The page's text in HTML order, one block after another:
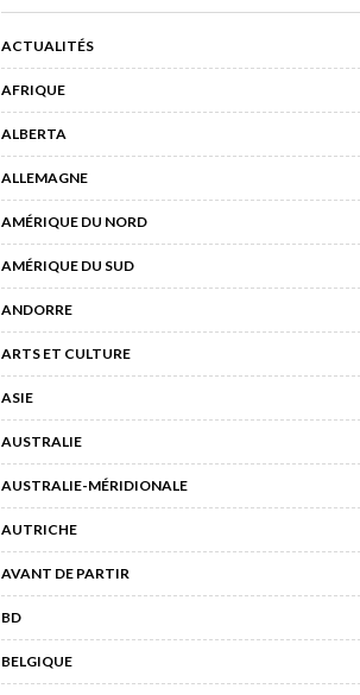
ACTUALITÉS
AFRIQUE
ALBERTA
ALLEMAGNE
AMÉRIQUE DU NORD
AMÉRIQUE DU SUD
ANDORRE
ARTS ET CULTURE
ASIE
AUSTRALIE
AUSTRALIE-MÉRIDIONALE
AUTRICHE
AVANT DE PARTIR
BD
BELGIQUE